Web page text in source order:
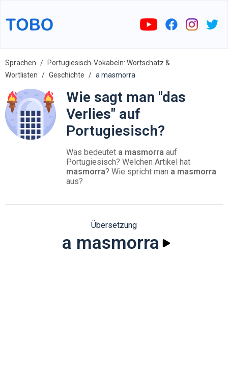
Sprachen
Portugiesisch-Vokabeln: Wortschatz &
Wortlisten
Geschichte a masmorra
Wie sagt man "das
Verlies" auf
Portugiesisch?
Was bedeutet a masmorra auf
Portugiesisch? Welchen Artikel hat
masmorra? Wie spricht man a masmorra
aus?
Übersetzung
a masmorra